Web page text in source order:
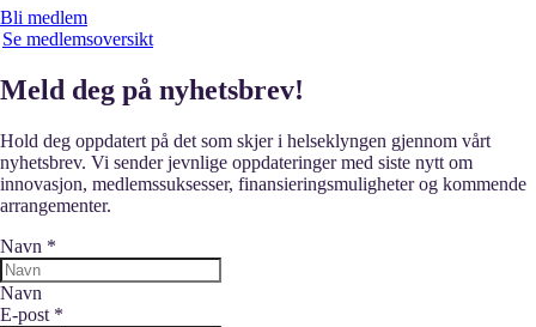
Bli medlem
Se medlemsoversikt
Meld deg på nyhetsbrev!
Hold deg oppdatert på det som skjer i helseklyngen gjennom vårt
nyhetsbrev. Vi sender jevnlige oppdateringer med siste nytt om
innovasjon, medlemssuksesser, finansieringsmuligheter og kommende
arrangementer.
Navn *
Navn
E-post *